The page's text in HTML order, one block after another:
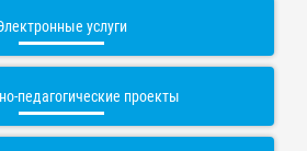
услуги
педагогические проекты